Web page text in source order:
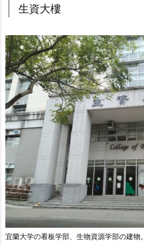
生資大樓
宜蘭大学の看板学部、生物資源学部の建物。